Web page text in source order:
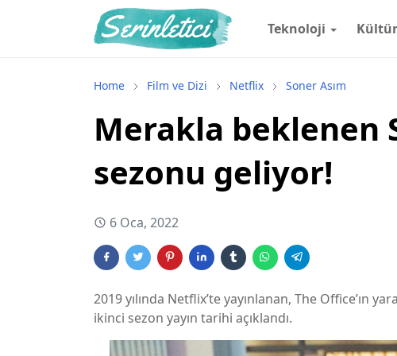
Teknoloji
Home Film ve Dizi Netflix Soner Asım
Merakla beklenen
sezonu geliyor!
6 Oca, 2022
2019 yılında Netflix’te yayınlanan, The Office’ın
ikinci sezon yayın tarihi açıklandı.